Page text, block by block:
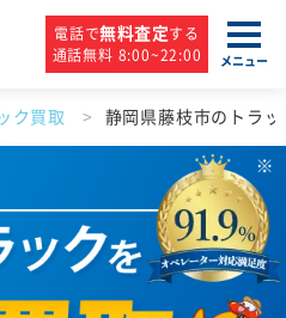
電話で無料査定する
通話無料 8:00~22:00
メニュー
ク買取 静岡県藤枝市のトラ